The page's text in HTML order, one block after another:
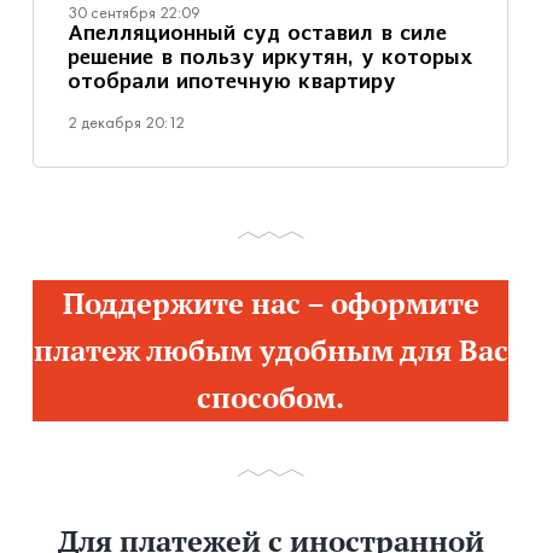
30 сентября 22:09
Апелляционный суд оставил в силе
решение в пользу иркутян, у которых
отобрали ипотечную квартиру
2 декабря 20:12
Поддержите нас – оформите
платеж любым удобным для Вас
способом.
Для платежей с иностранной